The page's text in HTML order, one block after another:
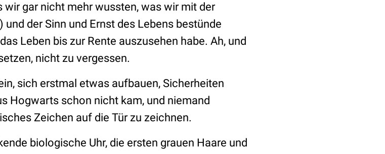
wir gar nicht mehr wussten, was wir mit der
der Sinn und Ernst des Lebens bestünde
Leben bis zur Rente auszusehen habe. Ah, und
nicht zu vergessen.
sich erstmal etwas aufbauen, Sicherheiten
Hogwarts schon nicht kam, und niemand
Zeichen auf die Tür zu zeichnen.
biologische Uhr, die ersten grauen Haare und